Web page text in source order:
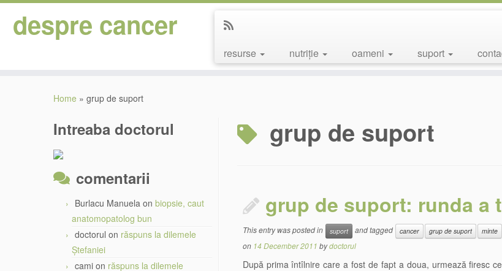
despre cancer
resurse nutriție oameni suport
Home » grup de suport
Intreaba doctorul
comentarii
Burlacu Manuela on biopsie, caut
anatomopatolog bun
doctorul on răspuns la dilemele
Ștefaniei
cami on răspuns la dilemele
grup de suport
grup de suport: runda a
This entry was posted in suport and tagged cancer grup de suport minte
on 14 December 2011 bydoctorul
După prima întîlnire care a fost de fapt a doua, urmează firesc